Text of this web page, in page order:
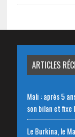
ARTICLES
Mali : après 5
son bilan et fixe
Le Burkina, le